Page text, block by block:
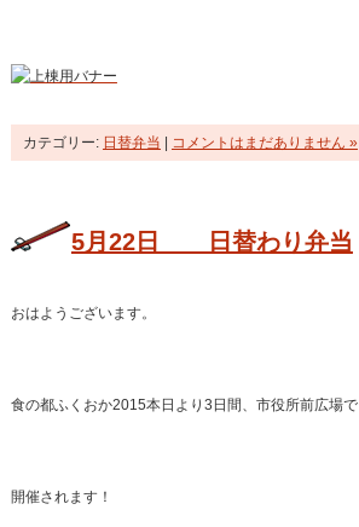
カテゴリー: 日替弁当 コメントはまだありません »
5月22日 日替わり弁当
おはようございます。
食の都ふくおか2015本日より3日間、市役所前広場で
開催されます！